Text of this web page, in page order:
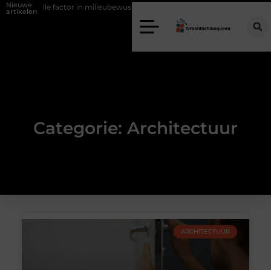
Nieuwe
artikelen
als stille factor in milieubewust bouwen
Categorie: Architectuur
ARCHITECTUUR